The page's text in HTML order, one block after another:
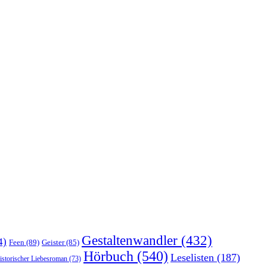
Feen (89) Geister(85) Gestaltenwandler (432)
Liebesroman (73) Hörbuch (540) Leselisten (187)